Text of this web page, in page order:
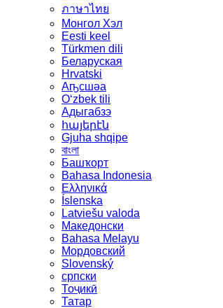
ภาษาไทย
Монгол Хэл
Eesti keel
Türkmen dili
Беларуская
Hrvatski
Аҧсшәа
Oʻzbek tili
Адыгабзэ
հայերէն
Gjuha shqipe
বাংলা
Башҡорт
Bahasa Indonesia
Ελληνικά
Íslenska
Latviešu valoda
Македонски
Bahasa Melayu
Мордовский
Slovenský
српски
Тоҷикӣ
Татар